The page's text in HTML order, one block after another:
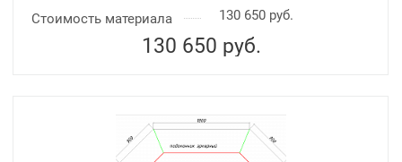
Стоимость материала
130 650 руб.
130 650 руб.